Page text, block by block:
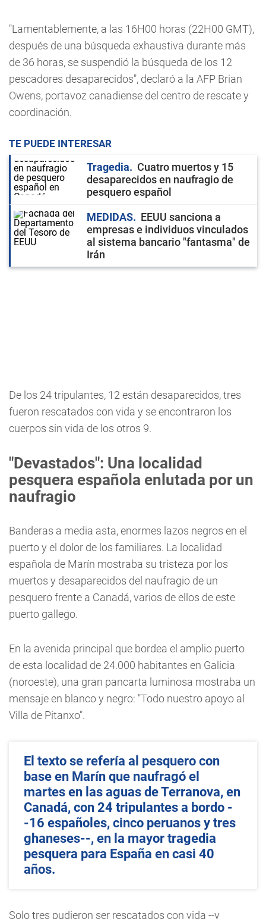
"Lamentablemente, a las 16H00 horas (22H00 GMT),
después de una búsqueda exhaustiva durante más
de 36 horas, se suspendió la búsqueda de los 12
pescadores desaparecidos", declaró a la AFP Brian
Owens, portavoz canadiense del centro de rescate y
coordinación.
TE PUEDE INTERESAR
Tragedia
Cuatro muertos y 15
desaparecidos en naufragio de
pesquero español
MEDIDAS
EEUU sanciona a
empresas e individuos vinculados
al sistema bancario "fantasma" de
Irán
De los 24 tripulantes, 12 están desaparecidos, tres
fueron rescatados con vida y se encontraron los
cuerpos sin vida de los otros 9.
"Devastados": Una localidad
pesquera española enlutada por un
naufragio
Banderas a media asta, enormes lazos negros en el
puerto y el dolor de los familiares. La localidad
española de Marín mostraba su tristeza por los
muertos y desaparecidos del naufragio de un
pesquero frente a Canadá, varios de ellos de este
puerto gallego.
En la avenida principal que bordea el amplio puerto
de esta localidad de 24.000 habitantes en Galicia
(noroeste), una gran pancarta luminosa mostraba un
mensaje en blanco y negro: "Todo nuestro apoyo al
Villa de Pitanxo".
El texto se refería al pesquero con
base en Marín que naufragó el
martes en las aguas de Terranova, en
Canadá, con 24 tripulantes a bordo -
-16 españoles, cinco peruanos y tres
ghaneses--, en la mayor tragedia
pesquera para España en casi 40
años.
Solo tres pudieron ser rescatados con vida --y